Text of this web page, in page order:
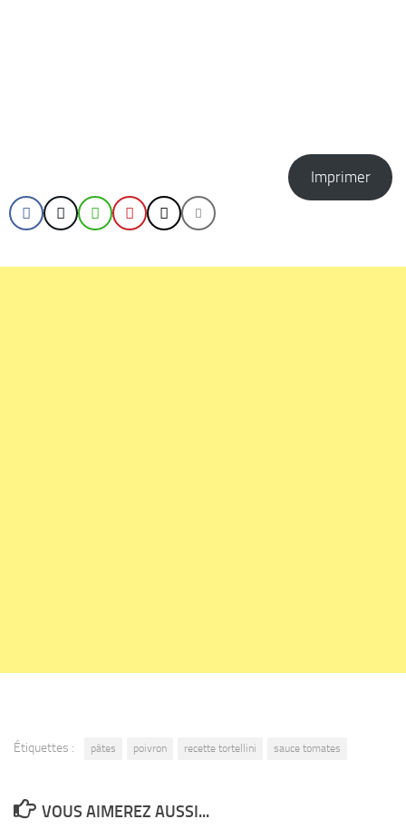
Imprimer
Étiquettes : pâtes poivron recette tortellini sauce tomates
VOUS AIMEREZ AUSSI...